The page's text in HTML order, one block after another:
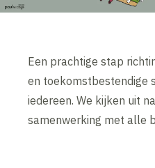
Een prachtige stap
en toekomstbestendige
iedereen. We kijken uit
samenwerking met alle